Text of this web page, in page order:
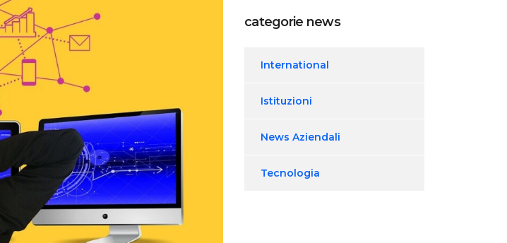
categorie news
International
Istituzioni
News Aziendali
Tecnologia